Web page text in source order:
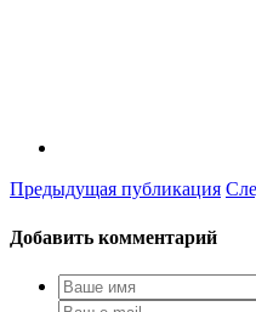
Предыдущая публикация
Добавить комментарий